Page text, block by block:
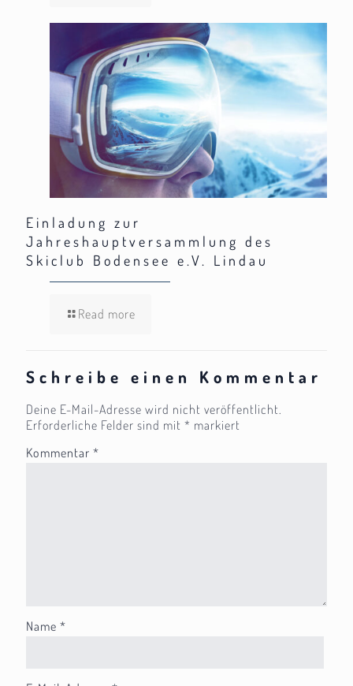
Einladung zur
Jahreshauptversammlung des
Skiclub Bodensee e.V. Lindau
Read more
Schreibe einen Kommentar
Deine E-Mail-Adresse wird nicht veröffentlicht.
Erforderliche Felder sind mit * markiert
Kommentar *
Name *